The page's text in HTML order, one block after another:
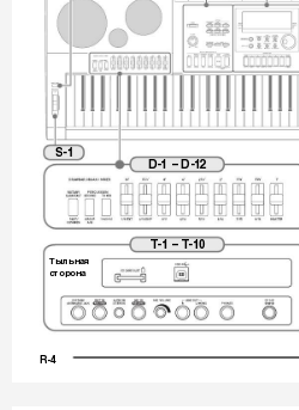
S-1
- D-12
D-1
T-1 - T-10
Тыльная
сторона
R-4